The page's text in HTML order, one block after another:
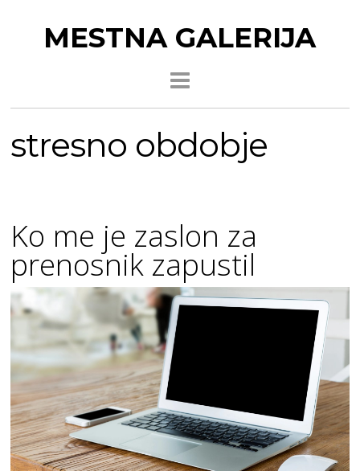
MESTNA GALERIJA
stresno obdobje
Ko me je zaslon za
prenosnik zapustil